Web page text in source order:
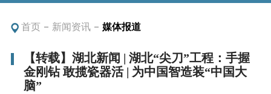
关于我们
公司简介
新闻资讯
首页 新闻资讯 媒体报道
【转载】湖北新闻 | 湖北“尖刀”工程：手握
金刚钻 敢揽瓷器活 | 为中国智造装“中国大
脑”